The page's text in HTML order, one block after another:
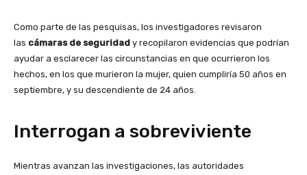
Como parte de las pesquisas, los investigadores revisaron
las cámaras de seguridad y recopilaron evidencias que podrían
ayudar a esclarecer las circunstancias en que ocurrieron los
hechos, en los que murieron la mujer, quien cumpliría 50 años en
septiembre, y su descendiente de 24 años.
Interrogan a sobreviviente
Mientras avanzan las investigaciones, las autoridades